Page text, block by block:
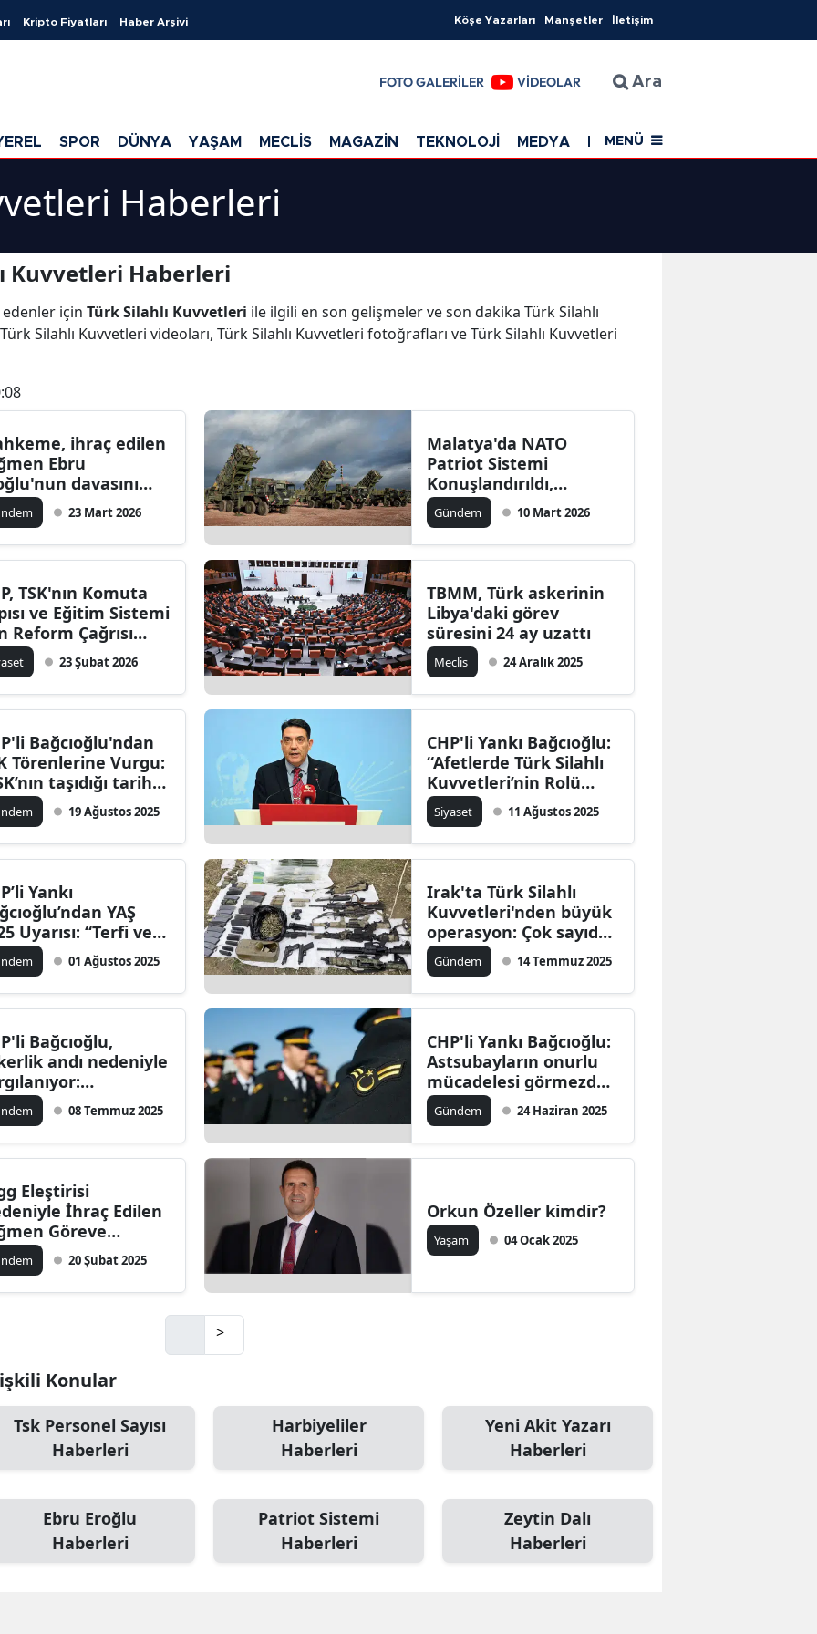
Kripto Fiyatları Haber Arşivi Köşe Yazarları Manşetler İletişim
FOTO GALERİLER VİDEOLAR Ara
SPOR DÜNYA YAŞAM MECLİS MAGAZİN TEKNOLOJİ MEDYA EĞİTİM SAĞLIK
MENÜ
Haberleri
Kuvvetleri Haberleri
için Türk Silahlı Kuvvetleri ile ilgili en son gelişmeler ve son dakika Türk Silahlı
Silahlı Kuvvetleri videoları, Türk Silahlı Kuvvetleri fotoğrafları ve Türk Silahlı Kuvvetleri
ihraç edilen
Ebru
davasını
23 Mart 2026
Malatya'da NATO
Patriot Sistemi
Konuşlandırıldı,
Savunma Önlemleri
Artırıldı
Gündem 10 Mart 2026
TSK'nın Komuta
ve Eğitim Sistemi
Reform Çağrısı
23 Şubat 2026
TBMM, Türk askerinin
Libya'daki görev
süresini 24 ay uzattı
Meclis 24 Aralık 2025
Bağcıoğlu'ndan
Törenlerine Vurgu:
taşıdığı tarihi
öneme
düşürmektedir”
19 Ağustos 2025
CHP'li Yankı Bağcıoğlu:
“Afetlerde Türk Silahlı
Kuvvetleri’nin Rolü
Destekten Esasa
Çıkmalı”
Siyaset 11 Ağustos 2025
Yankı
YAŞ
Uyarısı: “Terfi ve
Kararları
ve Ehliyete
Alınmalı”
01 Ağustos 2025
Irak'ta Türk Silahlı
Kuvvetleri'nden büyük
operasyon: Çok sayıda
silah ve mühimmat ele
geçirildi
Gündem 14 Temmuz 2025
Bağcıoğlu,
andı nedeniyle
gerçek
diyor 08 Temmuz 2025
CHP'li Yankı Bağcıoğlu:
Astsubayların onurlu
mücadelesi görmezden
gelinemez
Gündem 24 Haziran 2025
Eleştirisi
İhraç Edilen
Göreve
20 Şubat 2025
Orkun Özeller kimdir?
Yaşam 04 Ocak 2025
>
Konular
Tsk Personel Sayısı
Haberleri
Harbiyeliler
Haberleri
Yeni Akit Yazarı
Haberleri
Ebru Eroğlu
Haberleri
Patriot Sistemi
Haberleri
Zeytin Dalı
Haberleri